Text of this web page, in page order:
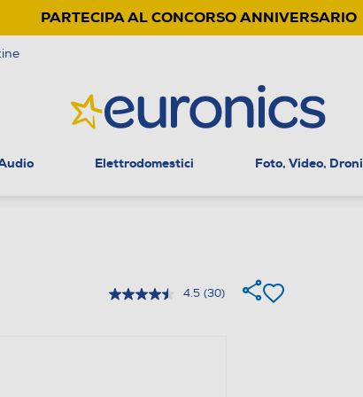
PARTECIPA AL CONCORSO ANNIVERSARIO
Elettrodomestici Foto, Video, Droni
4.5 (30)